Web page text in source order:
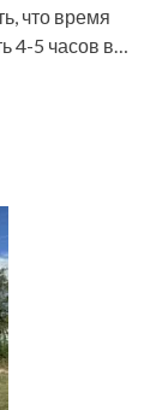
что время
4-5 часов в…